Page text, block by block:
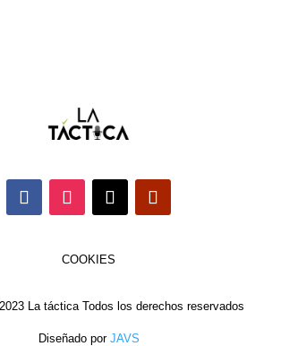
COOKIES
La táctica Todos los derechos reservados
Diseñado por JAVS